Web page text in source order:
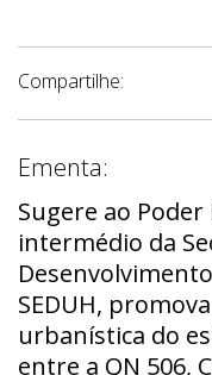
Compartilhe:
Ementa:
Sugere ao
intermédio da
SEDUH,
urbanística do
entre a QN 506,